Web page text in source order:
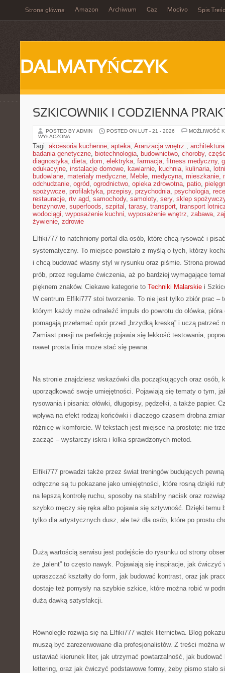
Strona główna Amazon Archiwum Gaz Modivo Spis
DALMATYŃCZYK
SZKICOWNIK I CODZIENNA
POSTED BY ADMIN POSTED ON LUT - 21 - 2026
MOŻLIWOŚĆ
WYŁĄCZONA
Tagi: akcesoria kuchenne, apteka, Aranżacja wnętrz., architektura
badania genetyczne, biotechnologia, budownictwo, choroby,
diagnostyka, dieta, dom, elektryka, farmacja, fitness medyczny,
edukacyjne, instalacje domowe, kawiarnie, kuchnia, kulinaria,
budowlane, materiały medyczne, Meble, medycyna, mieszkanie,
odchudzanie, ogród, ogrodnictwo, opieka zdrowotna, patio,
spożywcze, profilaktyka, przepisy, przychodnia, psychologia,
restauracje, rtv agd, samochody, samoloty, sery, sklep
benzynowe, superfoods, szpital , tarasy, transport, transport
wodociągi, wyposażenie kuchni, wyposażenie wnętrz, zabawa,
żywienie, zdrowie
Elfiki777 to natchniony portal dla osób, które chcą rysować i
systematyczny. To miejsce powstało z myślą o tych, którzy
i chcą budować własny styl w rysunku oraz piśmie. Strona
prób, przez regularne ćwiczenia, aż po bardziej wymagające
pięknem znaków. Ciekawe kategorie to Techniki Malarskie i
W centrum Elfiki777 stoi tworzenie. To nie jest tylko zbiór prac –
którym każdy może odnaleźć impuls do powrotu do ołówka,
pomagają przełamać opór przed „brzydką kreską” i uczą patrzeć
Zamiast presji na perfekcję pojawia się lekkość testowania,
nawet prosta linia może stać się pewna.
Na stronie znajdziesz wskazówki dla początkujących oraz osób,
uporządkować swoje umiejętności. Pojawiają się tematy o tym,
rysowania i pisania: ołówki, długopisy, pędzelki, a także papier.
wpływa na efekt rodzaj końcówki i dlaczego czasem drobna
różnicę w komforcie. W tekstach jest miejsce na prostotę: nie
zacząć – wystarczy iskra i kilka sprawdzonych metod.
Elfiki777 prowadzi także przez świat treningów budujących
odręczne są tu pokazane jako umiejętności, które rosną dzięki
na lepszą kontrolę ruchu, sposoby na stabilny nacisk oraz
szybko męczy się ręka albo pojawia się sztywność. Dzięki temu
tylko dla artystycznych dusz, ale też dla osób, które po prostu
Dużą wartością serwisu jest podejście do rysunku od strony
że „talent” to często nawyk. Pojawiają się inspiracje, jak ćwiczyć
upraszczać kształty do form, jak budować kontrast, oraz jak
dostaje też pomysły na szybkie szkice, które można robić w
dużą dawką satysfakcji.
Równolegle rozwija się na Elfiki777 wątek liternictwa. Blog
muszą być zarezerwowane dla profesjonalistów. Z treści można
ustawiać kierunek liter, jak utrzymać powtarzalność, jak
lettering, oraz jak ćwiczyć podstawowe formy, żeby pismo stało